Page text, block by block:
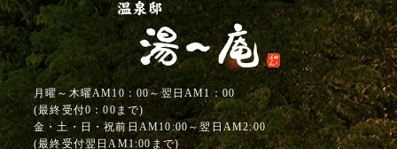
月曜～木曜AM10：00～翌日AM1：00
(最終受付0：00まで)
金・土・日・祝前日AM10:00～翌日AM2:00
(最終受付翌日AM1:00まで)